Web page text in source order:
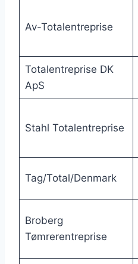
Av-Totalentreprise
Totalentreprise DK
ApS
Stahl Totalentreprise
Tag/Total/Denmark
Broberg
Tømrerentreprise